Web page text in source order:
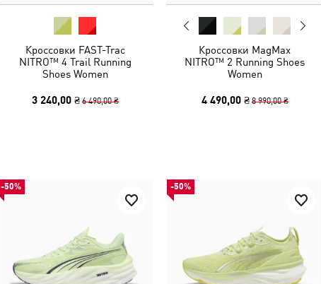
Кроссовки FAST-Trac
NITRO™ 4 Trail Running
Shoes Women
3 240,00 ₴ 6 490,00 ₴
Кроссовки MagMax
NITRO™ 2 Running Shoes
Women
4 490,00 ₴ 8 990,00 ₴
-50% -50%